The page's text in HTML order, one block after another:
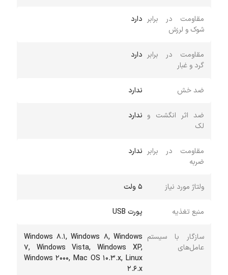
مقاومت در برابر
شوک و لرزش
دارد
مقاومت در برابر
گرد و غبار
دارد
ضد خش ندارد
ضد اثر انگشت و
لک
ندارد
مقاومت در برابر
ضربه
ندارد
ولتاژ مورد نیاز 5 ولت
منبع تغذیه پورت USB
سازگار با سیستم
عامل‌های
Windows 8.1, Windows 8, Windows
7, Windows Vista, Windows XP,
Windows 2000, Mac OS 10.3.x, Linux
2.6.x